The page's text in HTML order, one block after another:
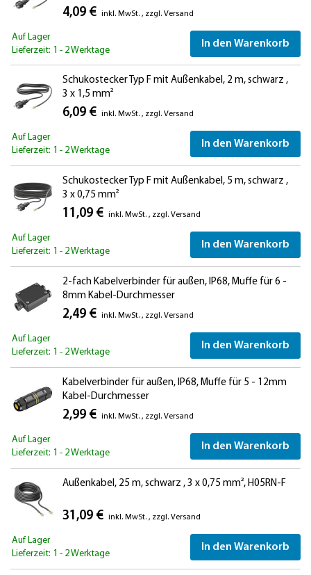
4,09 € inkl. MwSt. , zzgl. Versand
Auf Lager
Lieferzeit: 1 - 2 Werktage
In den Warenkorb
Schukostecker Typ F mit Außenkabel, 2 m, schwarz ,
3 x 1,5 mm²
6,09 € inkl. MwSt. , zzgl. Versand
Auf Lager
Lieferzeit: 1 - 2 Werktage
In den Warenkorb
Schukostecker Typ F mit Außenkabel, 5 m, schwarz ,
3 x 0,75 mm²
11,09 € inkl. MwSt. , zzgl. Versand
Auf Lager
Lieferzeit: 1 - 2 Werktage
In den Warenkorb
2-fach Kabelverbinder für außen, IP68, Muffe für 6 -
8mm Kabel-Durchmesser
2,49 € inkl. MwSt. , zzgl. Versand
Auf Lager
Lieferzeit: 1 - 2 Werktage
In den Warenkorb
Kabelverbinder für außen, IP68, Muffe für 5 - 12mm
Kabel-Durchmesser
2,99 € inkl. MwSt. , zzgl. Versand
Auf Lager
Lieferzeit: 1 - 2 Werktage
In den Warenkorb
Außenkabel, 25 m, schwarz , 3 x 0,75 mm², H05RN-F
31,09 € inkl. MwSt. , zzgl. Versand
Auf Lager
Lieferzeit: 1 - 2 Werktage
In den Warenkorb